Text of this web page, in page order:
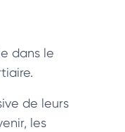
dans le
de leurs
les